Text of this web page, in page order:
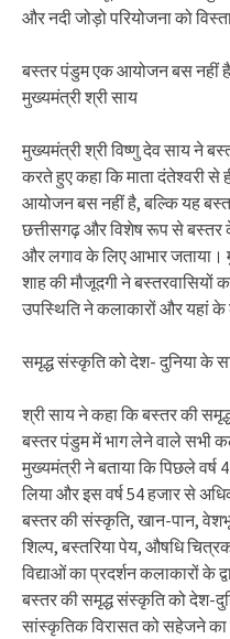
और नदी जोड़ो परियोजना को
बस्तर पंडुम एक आयोजन बस नहीं
मुख्यमंत्री श्री साय
मुख्यमंत्री श्री विष्णु देव साय ने
करते हुए कहा कि माता दंतेश्वरी
आयोजन बस नहीं है, बल्कि यह
छत्तीसगढ़ और विशेष रूप से बस्तर
और लगाव के लिए आभार जताया।
शाह की मौजूदगी ने
उपस्थिति ने कलाकारों और यहां के
समृद्ध संस्कृति को देश- दुनिया के
श्री साय ने कहा कि बस्तर की
बस्तर पंडुम में भाग लेने वाले सभी
मुख्यमंत्री ने बताया कि पिछले
लिया और इस वर्ष 54 हजार से
बस्तर की संस्कृति, खान-पान,
शिल्प, बस्तरिया पेय, औषधि
विद्याओं का प्रदर्शन कलाकारों के
बस्तर की समृद्ध संस्कृति को देश-
सांस्कृतिक विरासत को सहेजने का